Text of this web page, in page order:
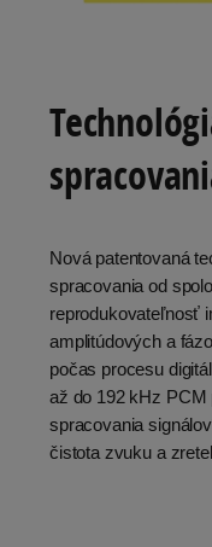
Nová patentovaná
spracovania od
reprodukovateľnosť
amplitúdových a
počas procesu
až do 192 kHz PCM
spracovania
čistota zvuku a